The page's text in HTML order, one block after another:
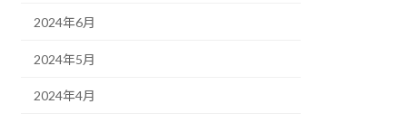
2024年6月
2024年5月
2024年4月